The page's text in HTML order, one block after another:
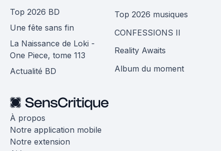
Top 2026 BD
Une fête sans fin
La Naissance de Loki -
One Piece, tome 113
Actualité BD
Top 2026 musiques
CONFESSIONS II
Reality Awaits
Album du moment
À propos
Notre application mobile
Notre extension